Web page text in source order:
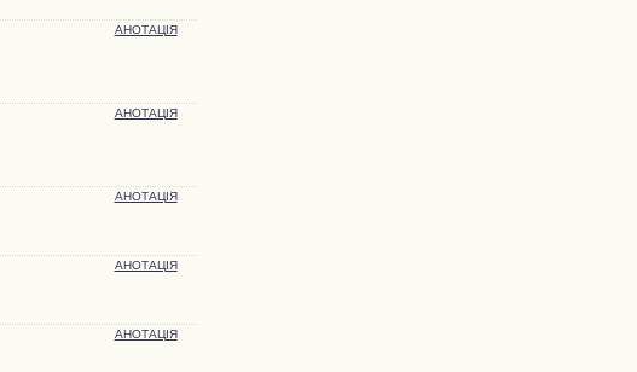
АНОТАЦІЯ
АНОТАЦІЯ
АНОТАЦІЯ
АНОТАЦІЯ
АНОТАЦІЯ